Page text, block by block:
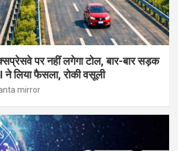
पर नहीं लगेगा टोल, बार-बार सड़क
लिया फैसला, रोकी वसूली
mirror